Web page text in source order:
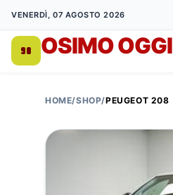
VENERDÌ, 07 AGOSTO 2026
OSIMO OGGI
HOME/SHOP/PEUGEOT 208